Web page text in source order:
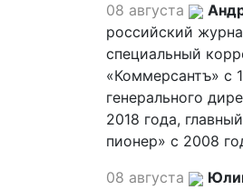
08 августа
российский
специальный
«Коммерсантъ» с
генерального
2018 года,
пионер» с 2008
08 августа